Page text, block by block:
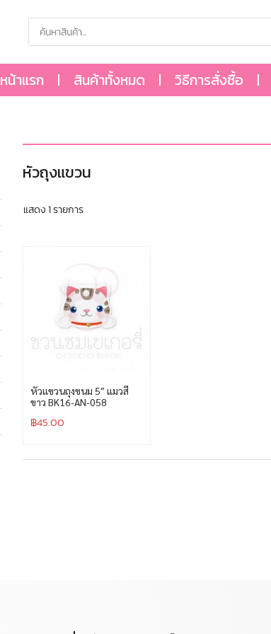
หน้าแรก สินค้าทั้งหมด วิธีการสั่งซื้อ
หัวถุงแขวน
แสดง 1 รายการ
หัวแขวนถุงขนม 5″ แมวสี
ขาว BK16-AN-058
฿45.00